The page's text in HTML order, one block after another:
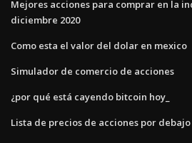
Mejores acciones para comprar en la
diciembre 2020
Como esta el valor del dolar en mexico
Simulador de comercio de acciones
¿por qué está cayendo bitcoin hoy_
Lista de precios de acciones por debajo